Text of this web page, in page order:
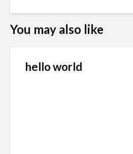
You may also like
hello world